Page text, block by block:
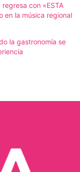
regresa con «ESTA
en la música regional
la gastronomía se